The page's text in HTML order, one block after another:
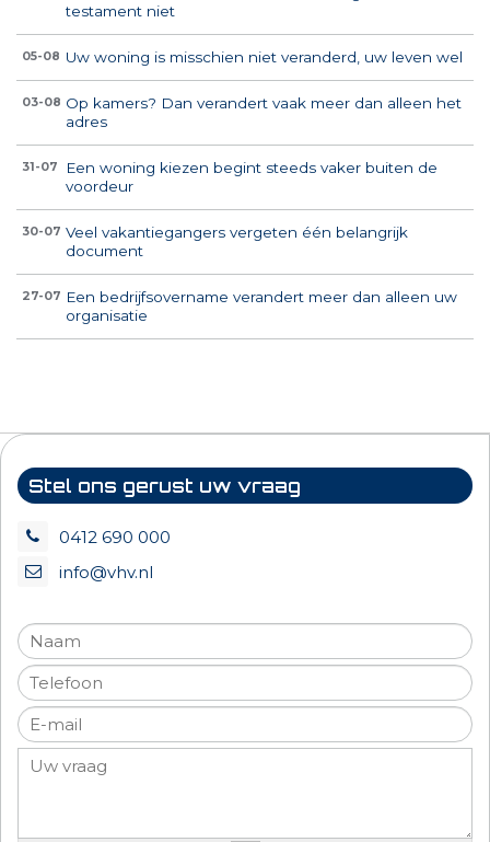
testament niet
05-08 Uw woning is misschien niet veranderd, uw leven wel
03-08 Op kamers? Dan verandert vaak meer dan alleen het
adres
31-07
Een woning kiezen begint steeds vaker buiten de
voordeur
30-07 Veel vakantiegangers vergeten één belangrijk
document
27-07 Een bedrijfsovername verandert meer dan alleen uw
organisatie
Stel ons gerust uw vraag
0412 690 000
info@vhv.nl